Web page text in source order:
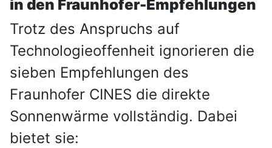
in den Fraunhofer-Empfehlungen
Trotz des Anspruchs auf
Technologieoffenheit ignorieren die
sieben Empfehlungen des
Fraunhofer CINES die direkte
Sonnenwärme vollständig. Dabei
bietet sie: